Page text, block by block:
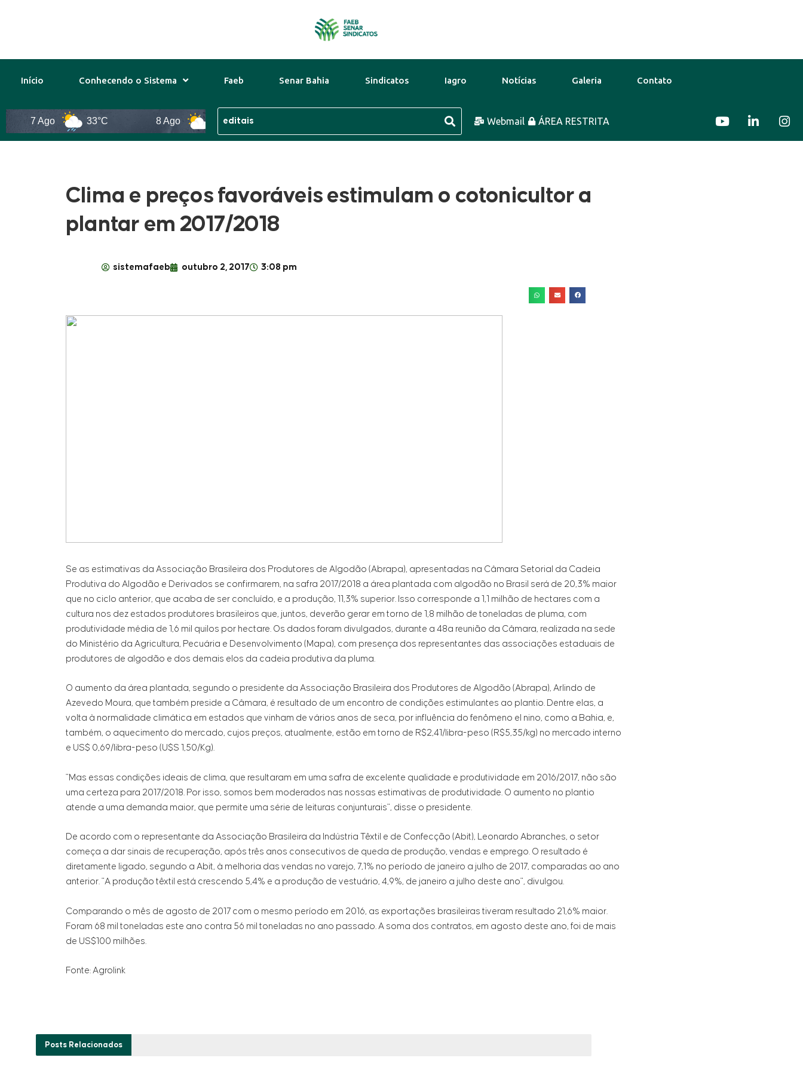
Início Conhecendo o Sistema Faeb Senar Bahia Sindicatos Iagro Notícias Galeria Contato
7 Ago 33°C 8 Ago 31°C 32°C 11 Ago 31°C 29°C 13 Ago
Webmail ÁREA RESTRITA
Clima e preços favoráveis estimulam o cotonicultor a
plantar em 2017/2018
sistemafaeb outubro 2, 2017 3:08 pm
Se as estimativas da Associação Brasileira dos Produtores de Algodão (Abrapa), apresentadas na Câmara Setorial da Cadeia
Produtiva do Algodão e Derivados se confirmarem, na safra 2017/2018 a área plantada com algodão no Brasil será de 20,3% maior
que no ciclo anterior, que acaba de ser concluído, e a produção, 11,3% superior. Isso corresponde a 1,1 milhão de hectares com a
cultura nos dez estados produtores brasileiros que, juntos, deverão gerar em torno de 1,8 milhão de toneladas de pluma, com
produtividade média de 1,6 mil quilos por hectare. Os dados foram divulgados, durante a 48a reunião da Câmara, realizada na sede
do Ministério da Agricultura, Pecuária e Desenvolvimento (Mapa), com presença dos representantes das associações estaduais de
produtores de algodão e dos demais elos da cadeia produtiva da pluma.
O aumento da área plantada, segundo o presidente da Associação Brasileira dos Produtores de Algodão (Abrapa), Arlindo de
Azevedo Moura, que também preside a Câmara, é resultado de um encontro de condições estimulantes ao plantio. Dentre elas, a
volta à normalidade climática em estados que vinham de vários anos de seca, por influência do fenômeno el nino, como a Bahia, e,
também, o aquecimento do mercado, cujos preços, atualmente, estão em torno de R$2,41/libra-peso (R$5,35/kg) no mercado interno
e US$ 0,69/libra-peso (U$S 1,50/Kg).
"Mas essas condições ideais de clima, que resultaram em uma safra de excelente qualidade e produtividade em 2016/2017, não são
uma certeza para 2017/2018. Por isso, somos bem moderados nas nossas estimativas de produtividade. O aumento no plantio
atende a uma demanda maior, que permite uma série de leituras conjunturais", disse o presidente.
De acordo com o representante da Associação Brasileira da Indústria Têxtil e de Confecção (Abit), Leonardo Abranches, o setor
começa a dar sinais de recuperação, após três anos consecutivos de queda de produção, vendas e emprego. O resultado é
diretamente ligado, segundo a Abit, à melhoria das vendas no varejo, 7,1% no período de janeiro a julho de 2017, comparadas ao ano
anterior. "A produção têxtil está crescendo 5,4% e a produção de vestuário, 4,9%, de janeiro a julho deste ano", divulgou.
Comparando o mês de agosto de 2017 com o mesmo período em 2016, as exportações brasileiras tiveram resultado 21,6% maior.
Foram 68 mil toneladas este ano contra 56 mil toneladas no ano passado. A soma dos contratos, em agosto deste ano, foi de mais
de US$100 milhões.
Fonte: Agrolink
Posts Relacionados